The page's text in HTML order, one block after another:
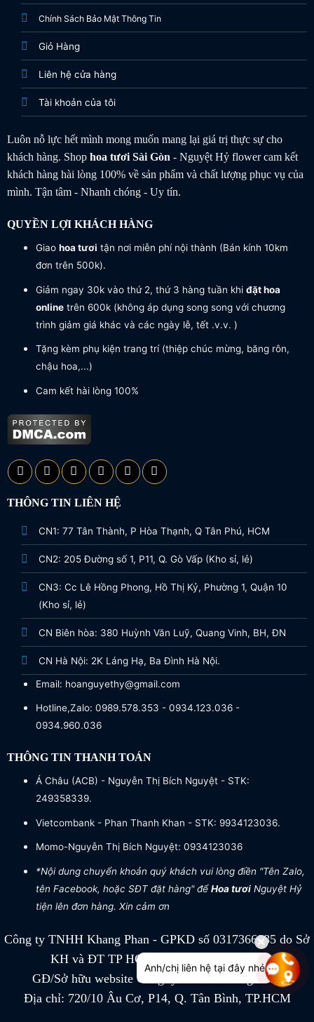
Chính Sách Bảo Mật Thông Tin
Giỏ Hàng
Liên hệ cửa hàng
Tài khoản của tôi
Luôn nỗ lực hết mình mong muốn mang lại giá trị thực sự cho
khách hàng. Shop hoa tươiSài Gòn- Nguyệt Hỷ flower cam kết
khách hàng hài lòng 100% về sản phẩm và chất lượng phục vụ của
mình. Tận tâm - Nhanh chóng - Uy tín.
QUYỀN LỢI KHÁCH HÀNG
Giao hoa tươi tận nơi miễn phí nội thành (Bán kính 10km
đơn trên 500k).
Giảm ngay 30k vào thứ 2, thứ 3 hàng tuần khi đặt hoa
onlinetrên 600k (không áp dụng song song với chương
trình giảm giá khác và các ngày lễ, tết .v.v. )
Tặng kèm phụ kiện trang trí (thiệp chúc mừng, băng rôn,
chậu hoa,...)
Cam kết hài lòng 100%
THÔNG TIN LIÊN HỆ
CN1: 77 Tân Thành, P Hòa Thạnh, Q Tân Phú, HCM
CN2: 205 Đường số 1, P11, Q. Gò Vấp (Kho sỉ, lẻ)
CN3: Cc Lê Hồng Phong, Hồ Thị Kỷ, Phường 1, Quận 10
(Kho sỉ, lẻ)
CN Biên hòa: 380 Huỳnh Văn Luỹ, Quang Vinh, BH, ĐN
CN Hà Nội: 2K Láng Hạ, Ba Đình Hà Nội.
Email: hoanguyethy@gmail.com
Hotline,Zalo: 0989.578.353 - 0934.123.036 -
0934.960.036
THÔNG TIN THANH TOÁN
Á Châu (ACB) - Nguyễn Thị Bích Nguyệt - STK:
249358339.
Vietcombank - Phan Thanh Khan - STK: 9934123036.
Momo-Nguyễn Thị Bích Nguyệt: 0934123036
*Nội dung chuyển khoản quý khách vui lòng điền "Tên Zalo,
tên Facebook, hoặc SĐT đặt hàng" đểHoa tươiNguyệt Hỷ
tiện lên đơn hàng. Xin cảm ơn
Công ty TNHH Khang Phan - GPKD số 0317366885 do Sở
KH và ĐT TP HCM cấp ngày 04/07/2022
GĐ/Sở hữu website Công ty TNHH Khang Phan
Địa chỉ: 720/10 Âu Cơ, P14, Q. Tân Bình, TP.HCM
Anh/chị liên hệ tại đây nhé